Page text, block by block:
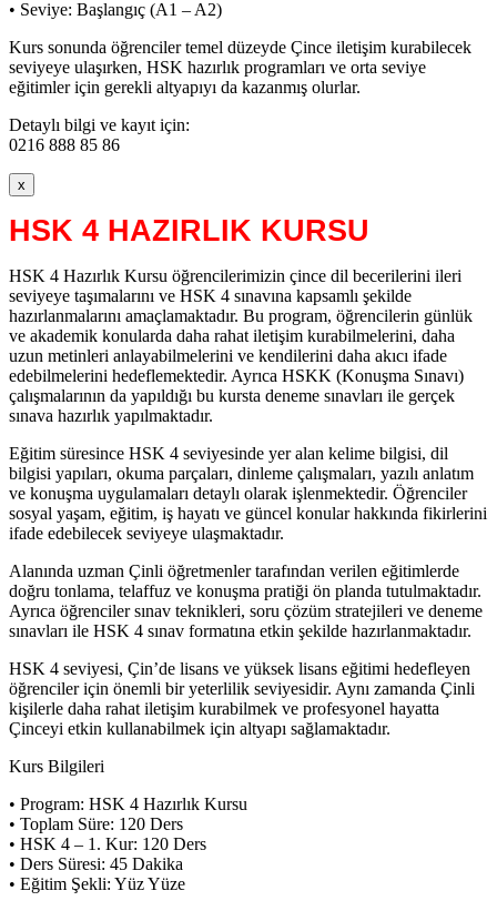
• Seviye: Başlangıç (A1 – A2)
Kurs sonunda öğrenciler temel düzeyde Çince iletişim kurabilecek
seviyeye ulaşırken, HSK hazırlık programları ve orta seviye
eğitimler için gerekli altyapıyı da kazanmış olurlar.
Detaylı bilgi ve kayıt için:
0216 888 85 86
x
HSK 4 HAZIRLIK KURSU
HSK 4 Hazırlık Kursu öğrencilerimizin çince dil becerilerini ileri
seviyeye taşımalarını ve HSK 4 sınavına kapsamlı şekilde
hazırlanmalarını amaçlamaktadır. Bu program, öğrencilerin günlük
ve akademik konularda daha rahat iletişim kurabilmelerini, daha
uzun metinleri anlayabilmelerini ve kendilerini daha akıcı ifade
edebilmelerini hedeflemektedir. Ayrıca HSKK (Konuşma Sınavı)
çalışmalarının da yapıldığı bu kursta deneme sınavları ile gerçek
sınava hazırlık yapılmaktadır.
Eğitim süresince HSK 4 seviyesinde yer alan kelime bilgisi, dil
bilgisi yapıları, okuma parçaları, dinleme çalışmaları, yazılı anlatım
ve konuşma uygulamaları detaylı olarak işlenmektedir. Öğrenciler
sosyal yaşam, eğitim, iş hayatı ve güncel konular hakkında fikirlerini
ifade edebilecek seviyeye ulaşmaktadır.
Alanında uzman Çinli öğretmenler tarafından verilen eğitimlerde
doğru tonlama, telaffuz ve konuşma pratiği ön planda tutulmaktadır.
Ayrıca öğrenciler sınav teknikleri, soru çözüm stratejileri ve deneme
sınavları ile HSK 4 sınav formatına etkin şekilde hazırlanmaktadır.
HSK 4 seviyesi, Çin’de lisans ve yüksek lisans eğitimi hedefleyen
öğrenciler için önemli bir yeterlilik seviyesidir. Aynı zamanda Çinli
kişilerle daha rahat iletişim kurabilmek ve profesyonel hayatta
Çinceyi etkin kullanabilmek için altyapı sağlamaktadır.
Kurs Bilgileri
• Program: HSK 4 Hazırlık Kursu
• Toplam Süre: 120 Ders
• HSK 4 – 1. Kur: 120 Ders
• Ders Süresi: 45 Dakika
• Eğitim Şekli: Yüz Yüze